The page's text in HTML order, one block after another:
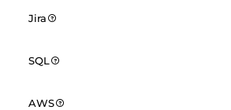
Jira
SQL
AWS